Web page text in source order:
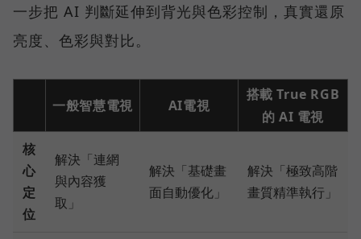
一步把 AI 判斷延伸到背光與色彩控制，真實還原
亮度、色彩與對比。
一般智慧電視 AI電視
搭載 True RGB
的 AI 電視
核
心
定
位
解決「連網
與內容獲
取」
解決「基礎畫
面自動優化」
解決「極致高階
畫質精準執行」